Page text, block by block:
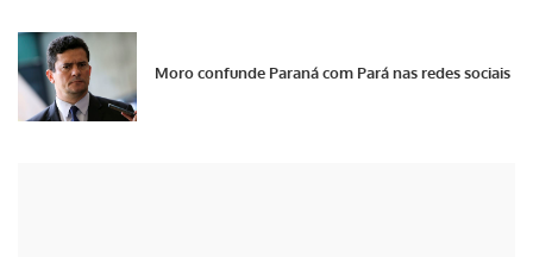
Moro confunde Paraná com Pará nas redes sociais